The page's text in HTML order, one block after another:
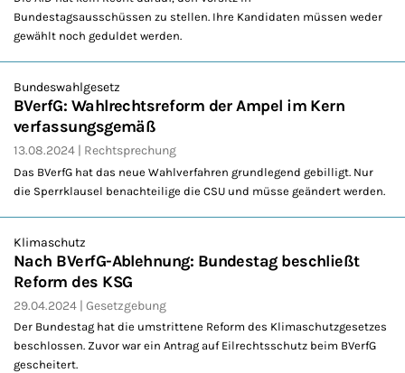
Bundestagsausschüssen zu stellen. Ihre Kandidaten müssen weder
gewählt noch geduldet werden.
Bundeswahlgesetz
BVerfG: Wahlrechtsreform der Ampel im Kern
verfassungsgemäß
13.08.2024 Rechtsprechung
Das BVerfG hat das neue Wahlverfahren grundlegend gebilligt. Nur
die Sperrklausel benachteilige die CSU und müsse geändert werden.
Klimaschutz
Nach BVerfG-Ablehnung: Bundestag beschließt
Reform des KSG
29.04.2024 Gesetzgebung
Der Bundestag hat die umstrittene Reform des Klimaschutzgesetzes
beschlossen. Zuvor war ein Antrag auf Eilrechtsschutz beim BVerfG
gescheitert.